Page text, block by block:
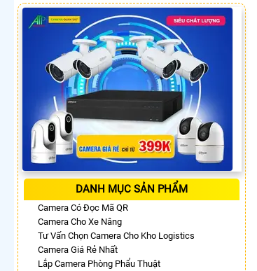
DANH MỤC SẢN PHẨM
Camera Có Đọc Mã QR
Camera Cho Xe Nâng
Tư Vấn Chọn Camera Cho Kho Logistics
Camera Giá Rẻ Nhất
Lắp Camera Phòng Phẩu Thuật